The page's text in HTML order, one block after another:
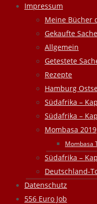
Impressum
Meine Bücher
Gekaufte
Allgemein
Getestete
Rezepte
Hamburg
Südafrika –
Südafrika –
Mombasa 2019
Mombasa
Südafrika –
Deutschland-
Datenschutz
556 Euro Job